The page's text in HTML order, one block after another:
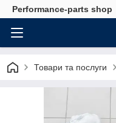
Performance-parts shop
Товари та послуги